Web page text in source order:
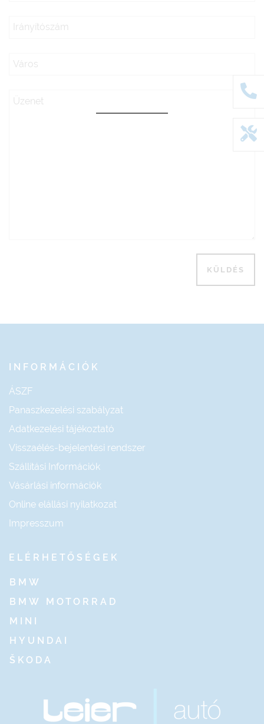
INFORMÁCIÓK
ÁSZF
Panaszkezelési szabályzat
Adatkezelési tájékoztató
Visszaélés-bejelentési rendszer
Szállítási Információk
Vásárlási információk
Online elállási nyilatkozat
Impresszum
ELÉRHETŐSÉGEK
BMW
BMW MOTORRAD
MINI
HYUNDAI
ŠKODA